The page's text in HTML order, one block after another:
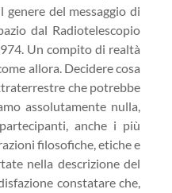
del messaggio di
dal Radiotelescopio
Un compito di realtà
allora. Decidere cosa
che potrebbe
assolutamente nulla,
anche i più
filosofiche, etiche e
nella descrizione del
constatare che,